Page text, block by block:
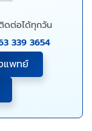
ดต่อได้ทุกวัน
339 3654
แพทย์